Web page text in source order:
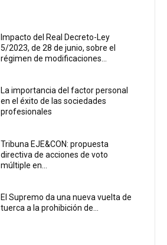
Impacto del Real Decreto-Ley
5/2023, de 28 de junio, sobre el
régimen de modificaciones...
La importancia del factor personal
en el éxito de las sociedades
profesionales
Tribuna EJE&CON: propuesta
directiva de acciones de voto
múltiple en...
El Supremo da una nueva vuelta de
tuerca a la prohibición de...